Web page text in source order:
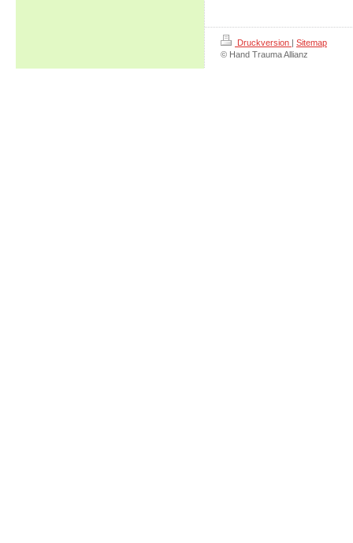
Druckversion | Sitemap
© Hand Trauma Allianz